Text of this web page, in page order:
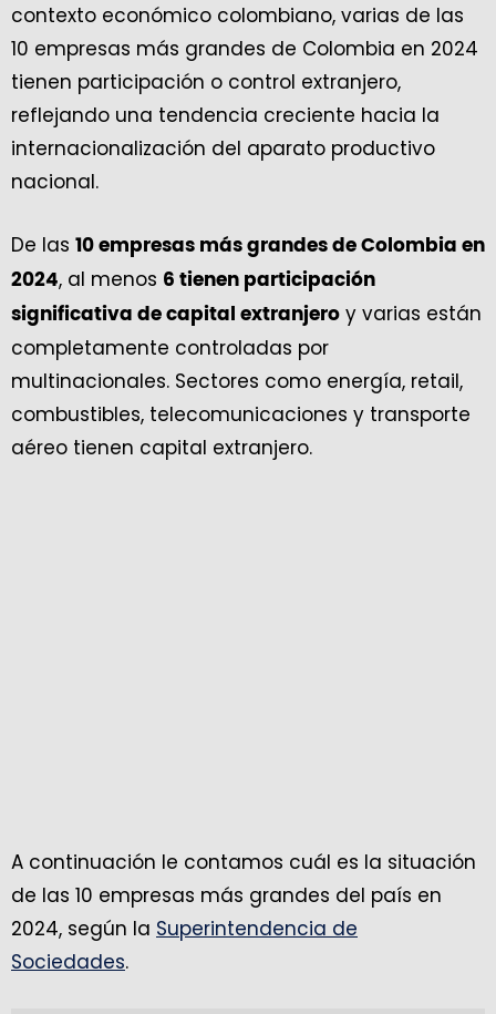
contexto económico colombiano, varias de las
10 empresas más grandes de Colombia en 2024
tienen participación o control extranjero,
reflejando una tendencia creciente hacia la
internacionalización del aparato productivo
nacional.
De las 10 empresas más grandes de Colombia en
2024, al menos 6 tienen participación
significativa de capital extranjero y varias están
completamente controladas por
multinacionales. Sectores como energía, retail,
combustibles, telecomunicaciones y transporte
aéreo tienen capital extranjero.
A continuación le contamos cuál es la situación
de las 10 empresas más grandes del país en
2024, según la Superintendencia de
Sociedades.